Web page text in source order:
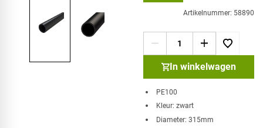
Artikelnummer: 58890
In winkelwagen
​PE100
Kleur: zwart
Diameter: 315mm